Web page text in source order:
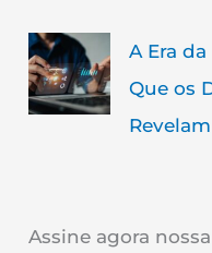
A Era
Que os
Assine agora